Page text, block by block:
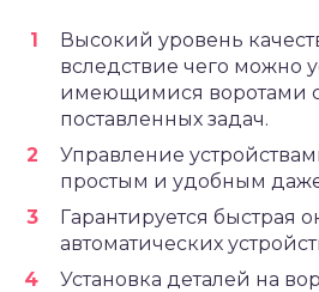
Высокий уровень
вследствие чего можно
имеющимися воротами
поставленных задач.
Управление
простым и удобным
Гарантируется быстрая
автоматических
Установка деталей на